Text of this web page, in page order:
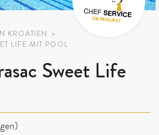
KROATIEN
LIFE MIT POOL
Sweet Life